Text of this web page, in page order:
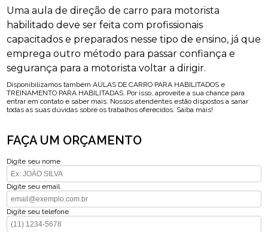
Uma aula de direção de carro para motorista
habilitado deve ser feita com profissionais
capacitados e preparados nesse tipo de ensino, já que
emprega outro método para passar confiança e
segurança para a motorista voltar a dirigir.
Disponibilizamos também AULAS DE CARRO PARA HABILITADOS e
TREINAMENTO PARA HABILITADAS. Por isso, aproveite a sua chance para
entrar em contato e saber mais. Nossos atendentes estão dispostos a sanar
todas as suas dúvidas sobre os trabalhos oferecidos. Saiba mais!
FAÇA UM ORÇAMENTO
Digite seu nome
Digite seu email
Digite seu telefone